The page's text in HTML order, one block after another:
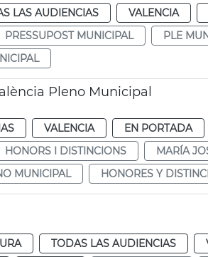
LAS AUDIENCIAS VALENCIA
PRESSUPOST MUNICIPAL
PLE
Pleno Municipal
VALENCIA
EN PORTADA
HONORS I DISTINCIONS
MARÍA
MUNICIPAL HONORES Y
TODAS LAS AUDIENCIAS